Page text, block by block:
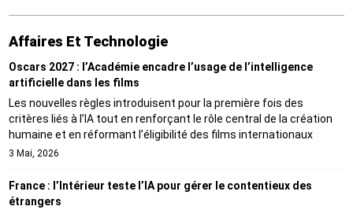
Affaires Et Technologie
Oscars 2027 : l’Académie encadre l’usage de l’intelligence
artificielle dans les films
Les nouvelles règles introduisent pour la première fois des
critères liés à l’IA tout en renforçant le rôle central de la création
humaine et en réformant l’éligibilité des films internationaux
3 Mai, 2026
France : l’Intérieur teste l’IA pour gérer le contentieux des
étrangers